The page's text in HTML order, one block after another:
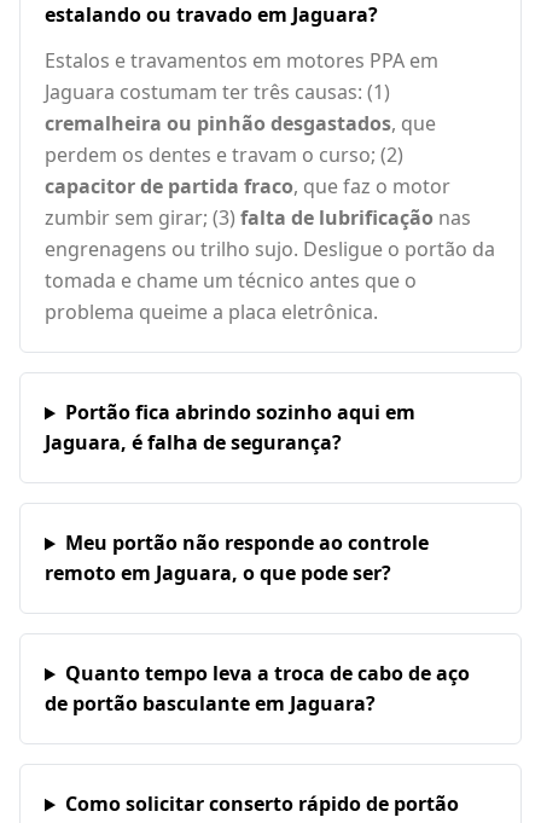
estalando ou travado em Jaguara?
Estalos e travamentos em motores PPA em
Jaguara costumam ter três causas: (1)
cremalheira ou pinhão desgastados, que
perdem os dentes e travam o curso; (2)
capacitor de partida fraco, que faz o motor
zumbir sem girar; (3) falta de lubrificação nas
engrenagens ou trilho sujo. Desligue o portão da
tomada e chame um técnico antes que o
problema queime a placa eletrônica.
Portão fica abrindo sozinho aqui em
Jaguara, é falha de segurança?
Meu portão não responde ao controle
remoto em Jaguara, o que pode ser?
Quanto tempo leva a troca de cabo de aço
de portão basculante em Jaguara?
Como solicitar conserto rápido de portão